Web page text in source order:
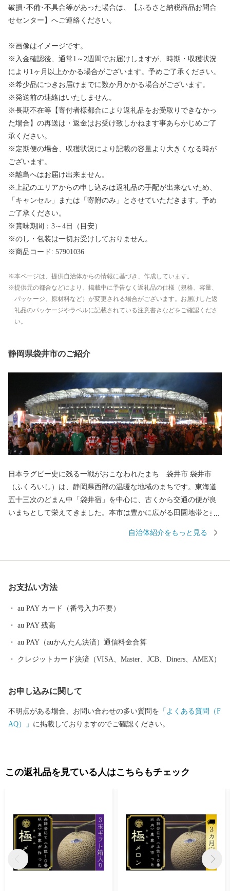
破損･不備･不具合等があった場合は、【ふるさと納税商品お問合
せセンター】へご連絡ください。
※画像はイメージです。
※入金確認後、通常1～2週間でお届けしますが、時期・収穫状況
により1ヶ月以上かかる場合がございます。予めご了承ください。
※希少品につきお届けまでに数か月かかる場合がございます。
※発送前の連絡はいたしません。
※長期不在等【寄付者様都合により返礼品をお受取りできなかっ
た場合】の再送は・返金はお受け致しかねます事あらかじめご了
承ください。
※定期便の場合、収穫状況により記載の容量より大きくなる時が
ございます。
※離島へはお届け出来ません。
※上記のエリアからの申し込みは返礼品の手配が出来ないため、
「キャンセル」または「寄附のみ」とさせていただきます。予め
ご了承ください。
※賞味期間：3～4日（目安）
※のし・包装は一切お受けしておりません。
※商品コード: 57901036
本ページは、提供自治体からの情報に基づき、作成しています。
提供元の都合などにより、掲載中に予告なく返礼品の仕様（規格、容量、
パッケージ、原材料など）が変更される場合がございます。お届けした返
礼品のパッケージやラベルに記載されている注意書きなどをご確認くださ
い。
静岡県袋井市のご紹介
日本ラグビー史に残る一戦がおこなわれたまち 袋井市 袋井市
（ふくろいし）は、静岡県西部の温暖な地域のまちです。東海道
五十三次のどまん中「袋井宿」を中心に、古くから交通の便が良
いまちとして栄えてきました。本市は豊かに広がる田園地帯と美
暖な気候や全国トップクラスの日照時間を生かし、最高級マスク
アイルランド戦では日本が劇的な勝利を収め、袋井市を中心に日
しの準備はもちろんのこと、今大会のみならず、未来につながる
人づくり、まちづくりを意識し、市民の英語力向上や多文化理
解・交流の促進などまちの国際化にも取り組みました。 このほか
くお願いします。
自治体紹介をもっと見る
お支払い方法
au PAY カード（番号入力不要）
au PAY 残高
au PAY（auかんたん決済）通信料金合算
クレジットカード決済（VISA、Master、JCB、Diners、AMEX）
お申し込みに関して
不明点がある場合、お問い合わせの多い質問を 「よくある質問（F
AQ）」 に掲載しておりますのでご確認ください。
この返礼品を見ている人はこちらもチェック